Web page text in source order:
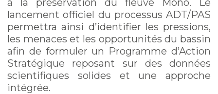
lancement officiel du processus ADT/PAS
permettra ainsi d’identifier les pressions,
les menaces et les opportunités du bassin
afin de formuler un Programme d’Action
Stratégique reposant sur des données
scientifiques solides et une approche
intégrée.